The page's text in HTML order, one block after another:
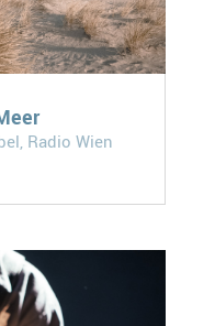
Radio Wien